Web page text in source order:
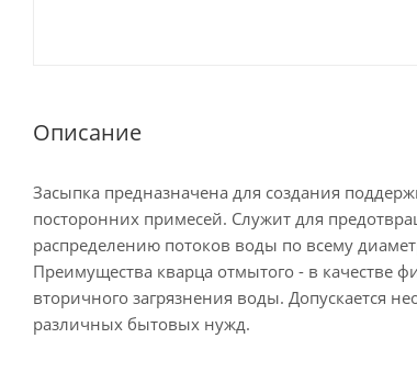
Описание
Засыпка предназначена для создания
посторонних примесей. Служит для
распределению потоков воды по всему
Преимущества кварца отмытого - в качестве
вторичного загрязнения воды. Допускается
различных бытовых нужд.